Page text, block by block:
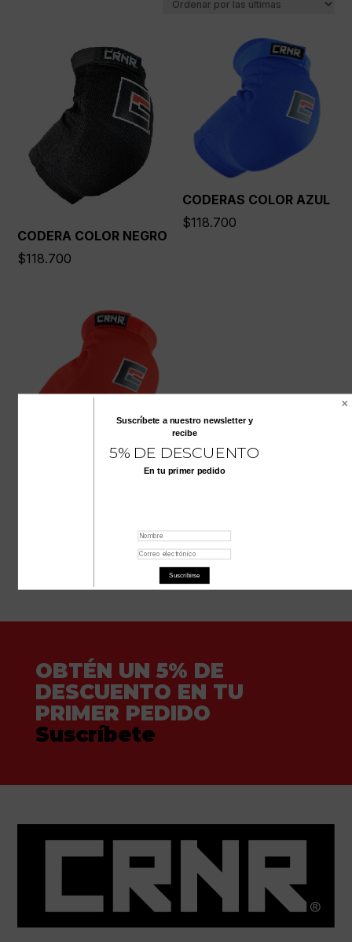
CODERA COLOR NEGRO
$118.700
CODERAS COLOR AZUL
$118.700
CODERAS COLOR ROJO
OBTÉN UN 5% DE
DESCUENTO EN TU
PRIMER PEDIDO
Suscríbete
Suscríbete a nuestro newslettery
recibe
5% DE DESCUENTO
En tu primer pedido
Suscribirse